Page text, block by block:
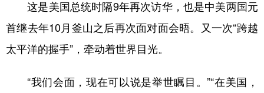
English Español Français
这是美国总统时隔9年再次访华，也是中美两国元
首继去年10月釜山之后再次面对面会晤。又一次“跨越
太平洋的握手”，牵动着世界目光。
“我们会面，现在可以说是举世瞩目。”“在美国，